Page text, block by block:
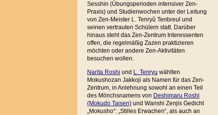
Sesshin (Übungsperioden intensiver Zen-
Praxis) und Studienwochen unter der Leitung
von Zen-Meister L. Tenryû Tenbreul und
seinen vertrauten Schülern statt. Darüber
hinaus steht das Zen-Zentrum Interessenten
offen, die regelmäßig Zazen praktizieren
möchten oder andere Zen-Aktivitäten
besuchen wollen.
Narita Roshi und L. Tenryu wählten
Mokushozan Jakkoji als Namen für das Zen-
Zentrum, in Anlehnung sowohl an einen Teil
des Mönchsnamens von Deshimaru Roshi
(Mokudo Taisen)und Wanshi Zenjis Gedicht
„Mokusho“: „Stilles Erwachen“, als auch an